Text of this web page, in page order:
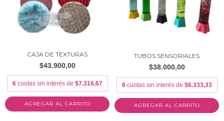
CAJA DE TEXTURAS
$43.900,00
6 cuotas sin interés de $7.316,67
TUBOS SENSORIALES
$38.000,00
6 cuotas sin interés de $6.333,33
AGREGAR AL CARRITO